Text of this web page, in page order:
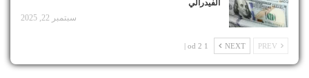
الفيدرالي
سبتمبر 22, 2025
NEXT
1 od 2 |